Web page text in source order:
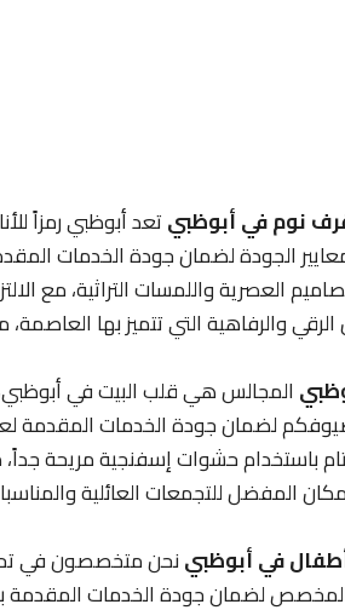
نوم في أبوظبيتعد أبوظبي رمزاً
الجودة لضمان جودة الخدمات
العصرية واللمسات التراثية، مع
والرفاهية التي تتميز بها
المجالس هي قلب البيت في
لضمان جودة الخدمات المقدمة
التام باستخدام حشوات إسفنجية مريحة
المفضل للتجمعات العائلية
في أبوظبينحن متخصصون في
لضمان جودة الخدمات المقدمة